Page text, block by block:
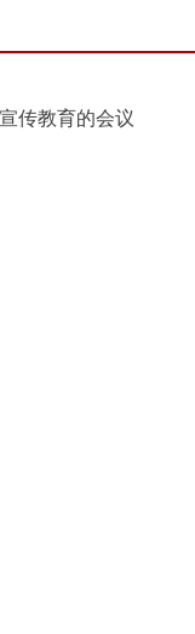
传教育的会议